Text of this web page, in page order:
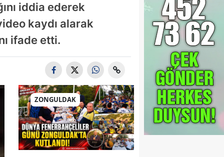
iddia ederek
kaydı alarak
ifade etti.
ZONGULDAK